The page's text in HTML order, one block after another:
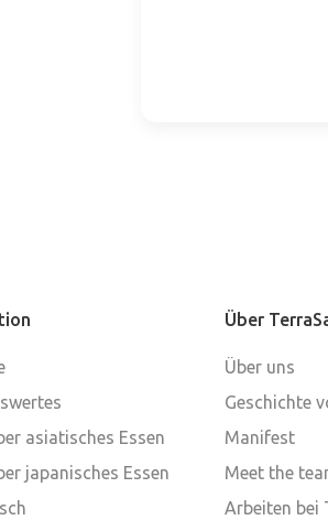
asiatisches Essen
japanisches Essen
Über
Über uns
Geschichte
Manifest
Meet the
Arbeiten bei